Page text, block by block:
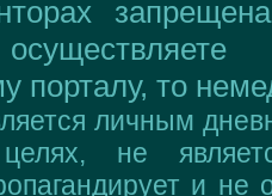
то
личным
целях, не
и не